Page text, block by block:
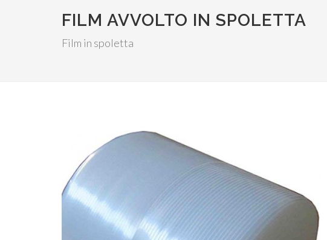
FILM AVVOLTO IN SPOLETTA
Film in spoletta